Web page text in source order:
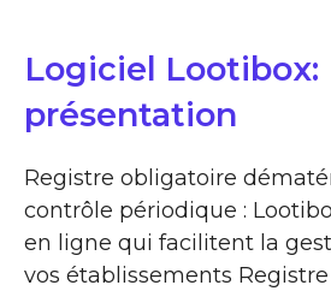
Logiciel Lootibox:
présentation
Registre obligatoire
contrôle périodique :
en ligne qui facilitent la
vos établissements